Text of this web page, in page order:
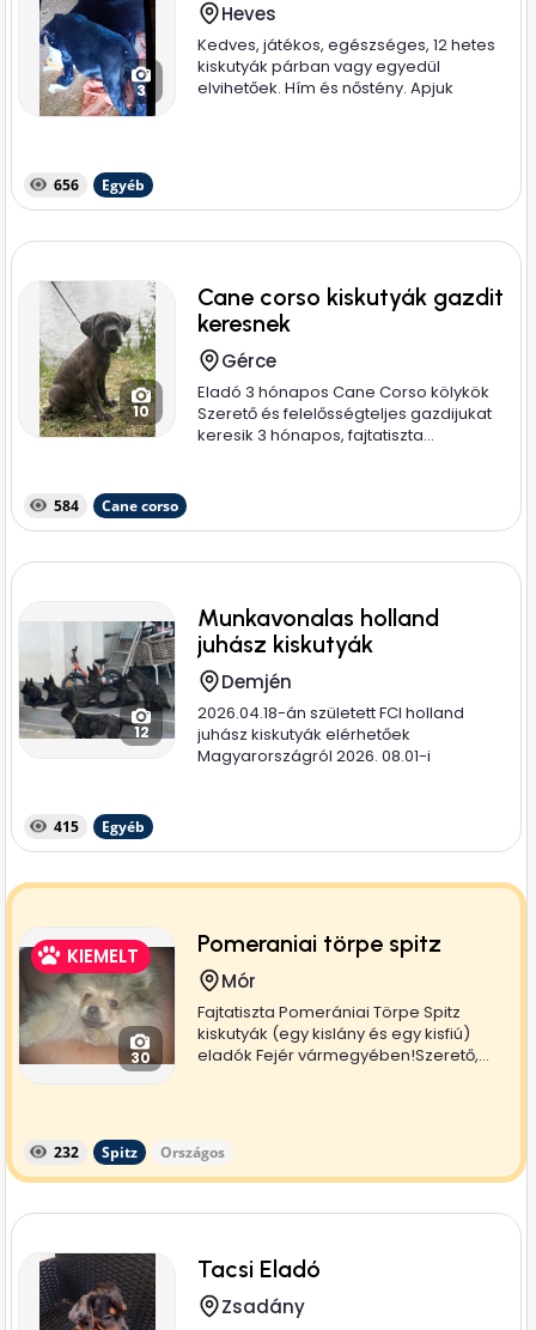
3
Heves
Kedves, játékos, egészséges, 12 hetes
kiskutyák párban vagy egyedül
elvihetőek. Hím és nőstény. Apjuk
656 Egyéb
10
Cane corso kiskutyák gazdit
keresnek
Gérce
Eladó 3 hónapos Cane Corso kölykök
Szerető és felelősségteljes gazdijukat
keresik 3 hónapos, fajtatiszta...
584 Cane corso
12
Munkavonalas holland
juhász kiskutyák
Demjén
2026.04.18-án született FCI holland
juhász kiskutyák elérhetőek
Magyarországról 2026. 08.01-i
415 Egyéb
KIEMELT
30
Pomeraniai törpe spitz
Mór
Fajtatiszta Pomerániai Törpe Spitz
kiskutyák (egy kislány és egy kisfiú)
eladók Fejér vármegyében!Szerető,...
232 Spitz Országos
Tacsi Eladó
Zsadány